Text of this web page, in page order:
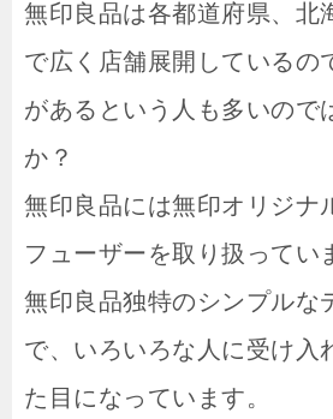
無印良品は各都道府県、北
で広く店舗展開しているの
があるという人も多いので
か？
無印良品には無印オリジナ
フューザーを取り扱ってい
無印良品独特のシンプルな
で、いろいろな人に受け入
た目になっています。